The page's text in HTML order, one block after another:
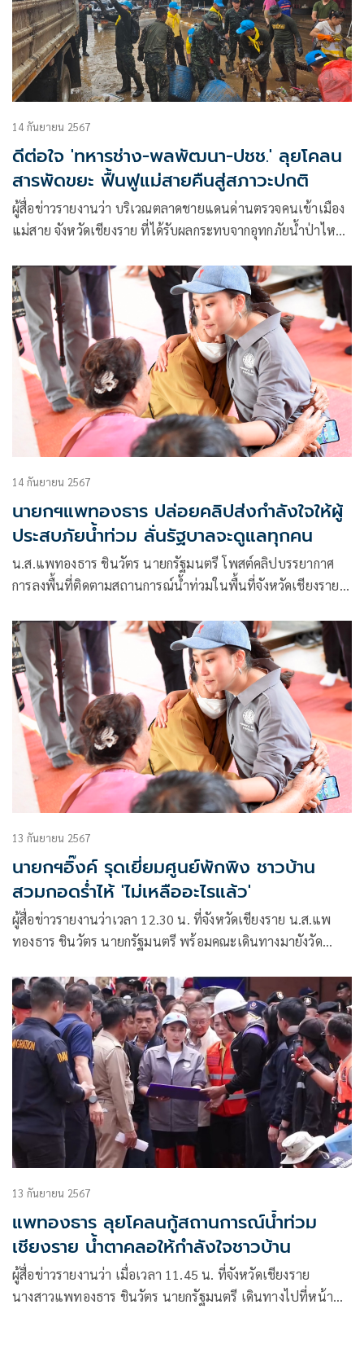
14 กันยายน 2567
ดีต่อใจ 'ทหารช่าง-พลพัฒนา-ปชช.' ลุยโคลน
สารพัดขยะ ฟื้นฟูแม่สายคืนสู่สภาวะปกติ
ผู้สื่อข่าวรายงานว่า บริเวณตลาดชายแดนด่านตรวจคนเข้าเมือง
แม่สาย จังหวัดเชียงราย ที่ได้รับผลกระทบจากอุทกภัยน้ำป่าไหล
14 กันยายน 2567
นายกฯแพทองธาร ปล่อยคลิปส่งกำลังใจให้ผู้
ประสบภัยน้ำท่วม ลั่นรัฐบาลจะดูแลทุกคน
น.ส.แพทองธาร ชินวัตร นายกรัฐมนตรี โพสต์คลิปบรรยากาศ
การลงพื้นที่ติดตามสถานการณ์น้ำท่วมในพื้นที่จังหวัดเชียงราย
ประสบภัยในขณะนี้ทุกท่าน
13 กันยายน 2567
นายกฯอิ๊งค์ รุดเยี่ยมศูนย์พักพิง ชาวบ้าน
สวมกอดร่ำไห้ 'ไม่เหลืออะไรแล้ว'
ผู้สื่อข่าวรายงานว่าเวลา 12.30 น. ที่จังหวัดเชียงราย น.ส.แพ
ทองธาร ชินวัตร นายกรัฐมนตรี พร้อมคณะเดินทางมายังวัด
ประสบภัย เพื่อเยี่ยมและให้กำลัง
13 กันยายน 2567
แพทองธาร ลุยโคลนกู้สถานการณ์น้ำท่วม
เชียงราย น้ำตาคลอให้กำลังใจชาวบ้าน
ผู้สื่อข่าวรายงานว่า เมื่อเวลา 11.45 น. ที่จังหวัดเชียงราย
นางสาวแพทองธาร ชินวัตร นายกรัฐมนตรี เดินทางไปที่หน้า